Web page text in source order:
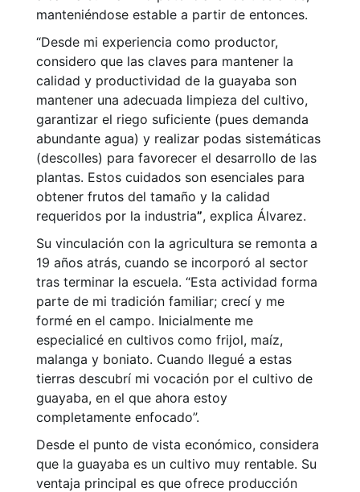
manteniéndose estable a partir de entonces.
“Desde mi experiencia como productor,
considero que las claves para mantener la
calidad y productividad de la guayaba son
mantener una adecuada limpieza del cultivo,
garantizar el riego suficiente (pues demanda
abundante agua) y realizar podas sistemáticas
(descolles) para favorecer el desarrollo de las
plantas. Estos cuidados son esenciales para
obtener frutos del tamaño y la calidad
requeridos por la industria”, explica Álvarez.
Su vinculación con la agricultura se remonta a
19 años atrás, cuando se incorporó al sector
tras terminar la escuela. “Esta actividad forma
parte de mi tradición familiar; crecí y me
formé en el campo. Inicialmente me
especialicé en cultivos como frijol, maíz,
malanga y boniato. Cuando llegué a estas
tierras descubrí mi vocación por el cultivo de
guayaba, en el que ahora estoy
completamente enfocado”.
Desde el punto de vista económico, considera
que la guayaba es un cultivo muy rentable. Su
ventaja principal es que ofrece producción